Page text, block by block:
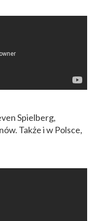
Spielberg,
Także i w Polsce,